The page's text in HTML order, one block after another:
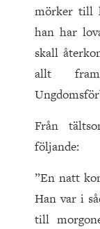
mörker till
han har
skall
allt
Från
följande:
”En natt
Han var i
till